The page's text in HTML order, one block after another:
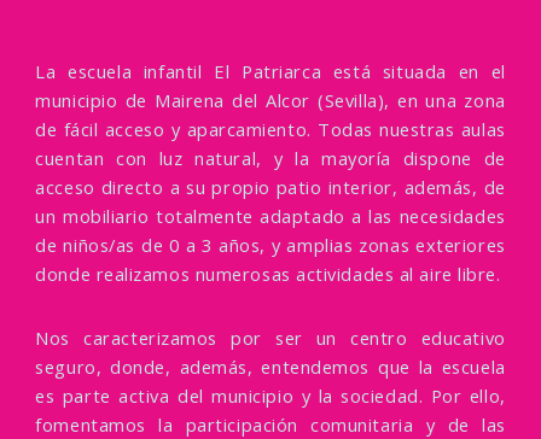
La escuela infantil El Patriarca está situada en el
municipio de Mairena del Alcor (Sevilla), en una zona
de fácil acceso y aparcamiento. Todas nuestras aulas
cuentan con luz natural, y la mayoría dispone de
acceso directo a su propio patio interior, además, de
un mobiliario totalmente adaptado a las necesidades
de niños/as de 0 a 3 años, y amplias zonas exteriores
donde realizamos numerosas actividades al aire libre.
Nos caracterizamos por ser un centro educativo
seguro, donde, además, entendemos que la escuela
es parte activa del municipio y la sociedad. Por ello,
fomentamos la participación comunitaria y de las